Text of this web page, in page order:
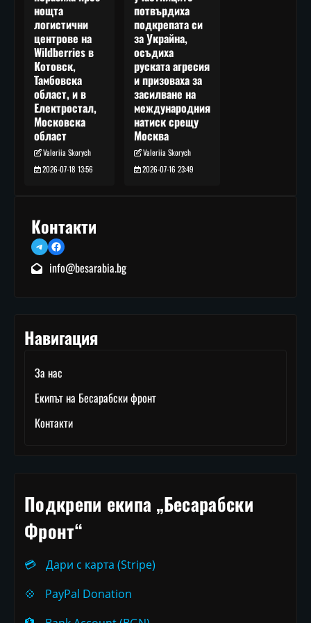
нощта
логистични
центрове на
Wildberries в
Котовск,
Тамбовска
област, и в
Електростал,
Московска
област
Valeriia Skorych
2026-07-18 13:56
потвърдиха
подкрепата си
за Украйна,
осъдиха
руската агресия
и призоваха за
засилване на
международния
натиск срещу
Москва
Valeriia Skorych
2026-07-16 23:49
Контакти
TelegramFacebook
info@besarabia.bg
Навигация
За нас
Екипът на Бесарабски фронт
Контакти
Подкрепи екипа „Бесарабски
Фронт“
💳
Дари с карта (Stripe)
💠
PayPal Donation